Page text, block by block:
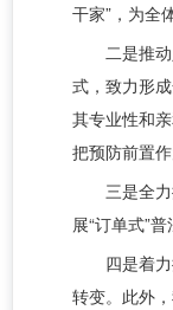
干家”，为全
二是推
式，致力形
其专业性和
把预防前置
三是全
展“订单式”
四是着
转变。此外